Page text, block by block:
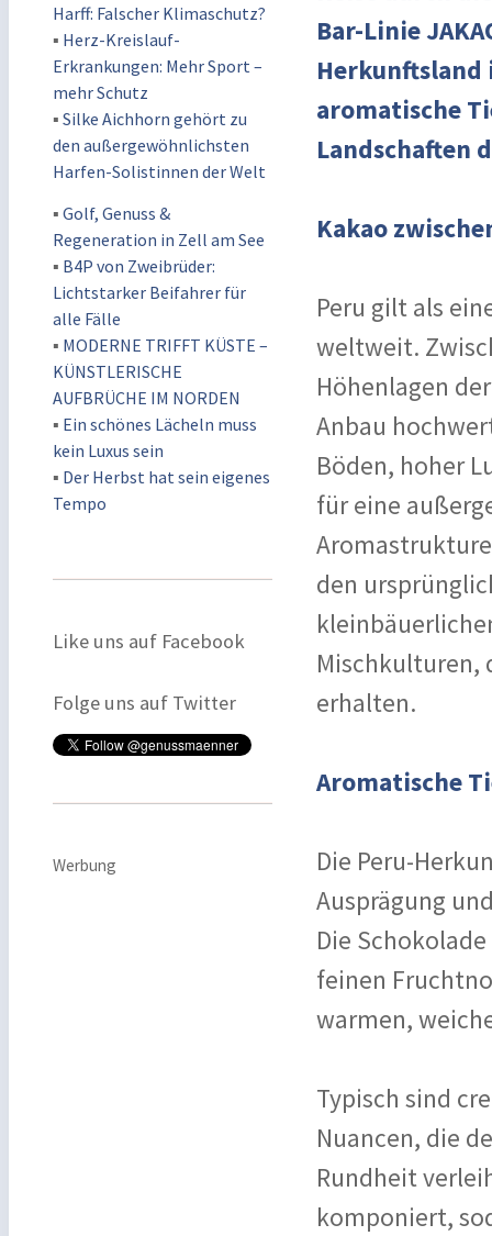
Harff: Falscher Klimaschutz?
▪ Herz-Kreislauf-
Erkrankungen: Mehr Sport –
mehr Schutz
▪ Silke Aichhorn gehört zu
den außergewöhnlichsten
Harfen-Solistinnen der Welt
▪ Golf, Genuss &
Regeneration in Zell am See
▪ B4P von Zweibrüder:
Lichtstarker Beifahrer für
alle Fälle
▪ MODERNE TRIFFT KÜSTE –
KÜNSTLERISCHE
AUFBRÜCHE IM NORDEN
▪ Ein schönes Lächeln muss
kein Luxus sein
▪ Der Herbst hat sein eigenes
Tempo
Like uns auf Facebook
Folge uns auf Twitter
Werbung
Bar-Linie
Herkunftsland
aromatische
Landschaften
Kakao
Peru gilt als
weltweit.
Höhenlagen
Anbau
Böden, hoher
für eine
den
Mischkulturen,
erhalten.
Aromatische
Die Peru-
Ausprägung
Die
feinen
warmen,
Typisch sind
Nuancen, die
Rundheit
komponiert,